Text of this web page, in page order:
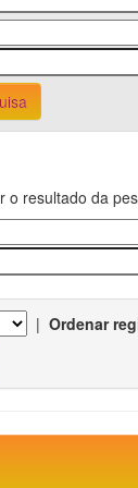
o resultado da
| Ordenar